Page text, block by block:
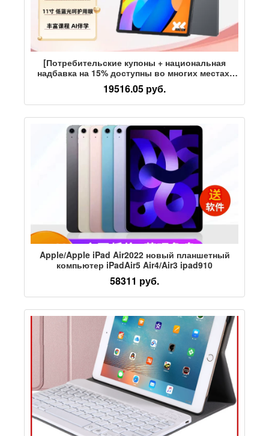
[Потребительские купоны + национальная
надбавка на 15% доступны во многих местах]
Студенческий планшет Lenovo Xiaoxin Pad, 11-
дюймовый аудиовизуальный развлекательный
офисный учебный планшет с экраном для
19516.05 руб.
Apple/Apple iPad Air2022 новый планшетный
компьютер iPadAir5 Air4/Air3 ipad910
58311 руб.